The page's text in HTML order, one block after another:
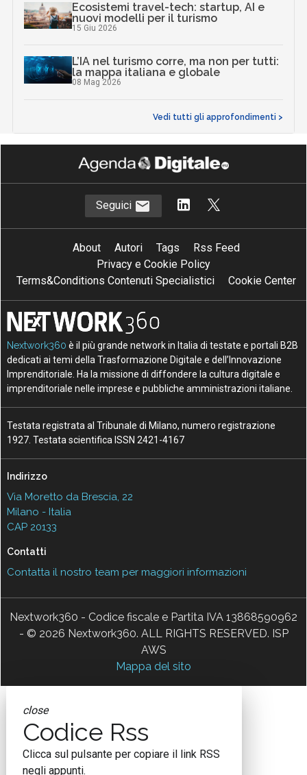
Ecosistemi travel-tech: startup, AI e
nuovi modelli per il turismo
15 Giu 2026
L’IA nel turismo corre, ma non per tutti:
la mappa italiana e globale
08 Mag 2026
Vedi tutti gli approfondimenti >
Seguici
About Autori Tags
Rss Feed
Privacy e Cookie Policy
Terms&Conditions Contenuti Specialistici
Cookie Center
Nextwork360 è il più grande network in Italia di testate e portali B2B
dedicati ai temi della Trasformazione Digitale e dell’Innovazione
Imprenditoriale. Ha la missione di diffondere la cultura digitale e
imprenditoriale nelle imprese e pubbliche amministrazioni italiane.
Testata registrata al Tribunale di Milano, numero registrazione
1927. Testata scientifica ISSN 2421-4167
Indirizzo
Via Moretto da Brescia, 22
Milano - Italia
CAP 20133
Contatti
Contatta il nostro team per maggiori informazioni
Nextwork360 - Codice fiscale e Partita IVA 13868590962
- © 2026 Nextwork360. ALL RIGHTS RESERVED. ISP
AWS
Mappa del sito
close
Codice Rss
Clicca sul pulsante per copiare il link RSS
negli appunti.